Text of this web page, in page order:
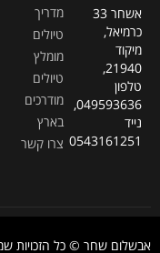
אשחר 33
כרמיאל,
מיקוד
21940,
טלפון
049593636,
נייד
0543161251
מדריך
טיולים
מומלץ
טיולים
מודרכים
בארץ
צרו קשר
אבשלום שחר © כל הזכויות